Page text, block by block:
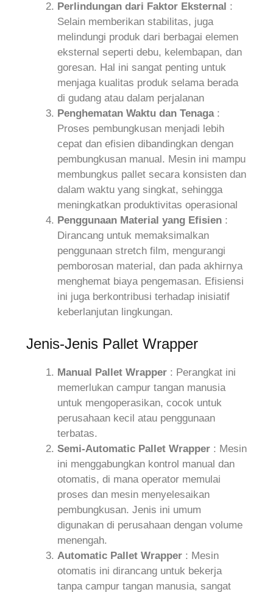
Perlindungan dari Faktor Eksternal :
Selain memberikan stabilitas, juga
melindungi produk dari berbagai elemen
eksternal seperti debu, kelembapan, dan
goresan. Hal ini sangat penting untuk
menjaga kualitas produk selama berada
di gudang atau dalam perjalanan
Penghematan Waktu dan Tenaga:
Proses pembungkusan menjadi lebih
cepat dan efisien dibandingkan dengan
pembungkusan manual. Mesin ini mampu
membungkus pallet secara konsisten dan
dalam waktu yang singkat, sehingga
meningkatkan produktivitas operasional
Penggunaan Material yang Efisien :
Dirancang untuk memaksimalkan
penggunaan stretch film, mengurangi
pemborosan material, dan pada akhirnya
menghemat biaya pengemasan. Efisiensi
ini juga berkontribusi terhadap inisiatif
keberlanjutan lingkungan.
Jenis-Jenis Pallet Wrapper
Manual Pallet Wrapper : Perangkat ini
memerlukan campur tangan manusia
untuk mengoperasikan, cocok untuk
perusahaan kecil atau penggunaan
terbatas.
Semi-Automatic Pallet Wrapper : Mesin
ini menggabungkan kontrol manual dan
otomatis, di mana operator memulai
proses dan mesin menyelesaikan
pembungkusan. Jenis ini umum
digunakan di perusahaan dengan volume
menengah.
Automatic Pallet Wrapper : Mesin
otomatis ini dirancang untuk bekerja
tanpa campur tangan manusia, sangat